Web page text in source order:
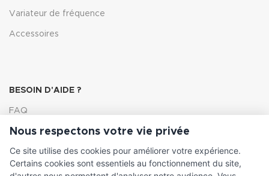
Variateur de fréquence
Accessoires
BESOIN D'AIDE ?
FAQ
Lexique
Comment choisir ma pompe
Nous respectons votre vie privée
Ce site utilise des cookies pour améliorer votre expérience.
Certains cookies sont essentiels au fonctionnement du site,